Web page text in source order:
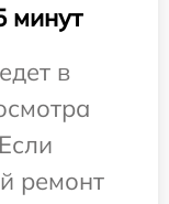
минут
в
ремонт